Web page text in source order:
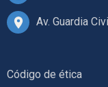
Av. Guardia
Código de ética